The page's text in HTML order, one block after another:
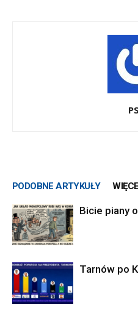
PODOBNE ARTYKUŁY
Bicie piany
Tarnów po